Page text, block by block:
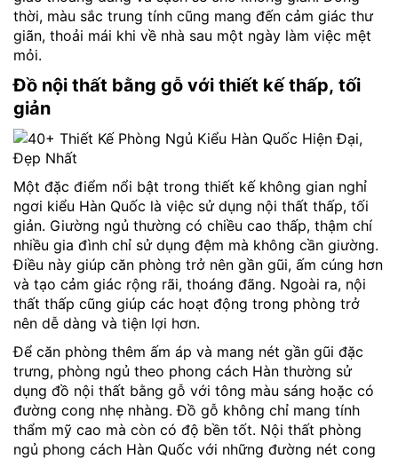
thời, màu sắc trung tính cũng mang đến cảm giác thư
giãn, thoải mái khi về nhà sau một ngày làm việc mệt
mỏi.
Đồ nội thất bằng gỗ với thiết kế thấp, tối
giản
Một đặc điểm nổi bật trong thiết kế không gian nghỉ
ngơi kiểu Hàn Quốc là việc sử dụng nội thất thấp, tối
giản. Giường ngủ thường có chiều cao thấp, thậm chí
nhiều gia đình chỉ sử dụng đệm mà không cần giường.
Điều này giúp căn phòng trở nên gần gũi, ấm cúng hơn
và tạo cảm giác rộng rãi, thoáng đãng. Ngoài ra, nội
thất thấp cũng giúp các hoạt động trong phòng trở
nên dễ dàng và tiện lợi hơn.
Để căn phòng thêm ấm áp và mang nét gần gũi đặc
trưng, phòng ngủ theo phong cách Hàn thường sử
dụng đồ nội thất bằng gỗ với tông màu sáng hoặc có
đường cong nhẹ nhàng. Đồ gỗ không chỉ mang tính
thẩm mỹ cao mà còn có độ bền tốt. Nội thất phòng
ngủ phong cách Hàn Quốc với những đường nét cong